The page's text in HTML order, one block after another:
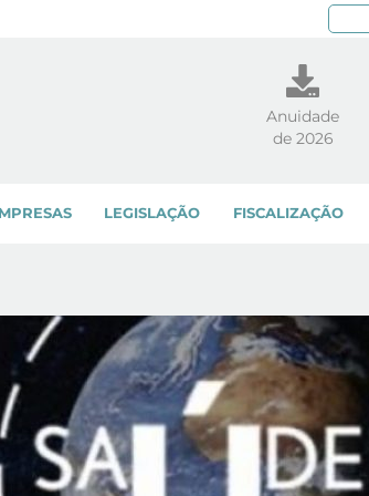
LEGISLAÇÃO FISCALIZAÇÃO
Anuidade
de 2026